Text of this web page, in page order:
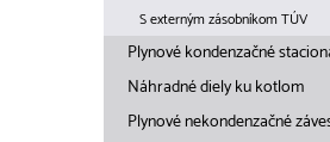
S externým zásobníkom TÚV
Plynové kondenzačné
Náhradné diely ku kotlom
Plynové nekondenzačné